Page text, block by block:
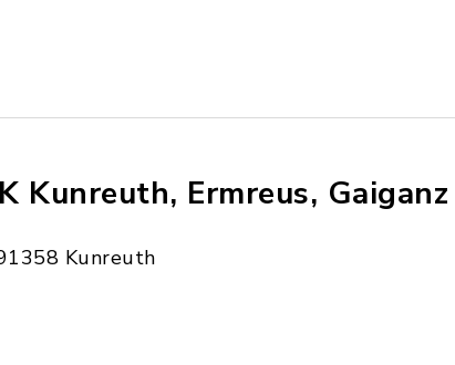
Kunreuth, Ermreus, Gaiganz
Kunreuth